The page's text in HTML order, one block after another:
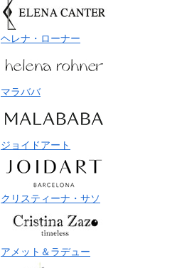
ヘレナ・ローナー
マラババ
ジョイドアート
クリスティーナ・サソ
アメット＆ラデュー